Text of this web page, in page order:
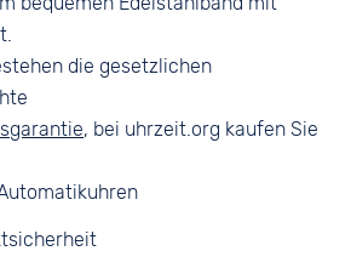
die gesetzlichen
, bei uhrzeit.org kaufen Sie